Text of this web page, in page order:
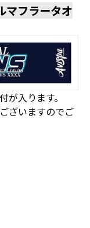
マフラータオ
入ります。
ざいますのでご